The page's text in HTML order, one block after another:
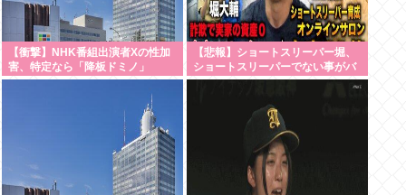
【衝撃】NHK番組出演者Xの性加
害、特定なら「降板ドミノ」
へ・・・・・・・・・
【悲報】ショートスリーパー堀、
ショートスリーパーでない事がバ
レてしまう